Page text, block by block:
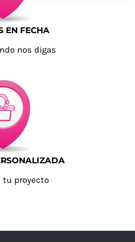
EN FECHA
nos digas
tu proyecto